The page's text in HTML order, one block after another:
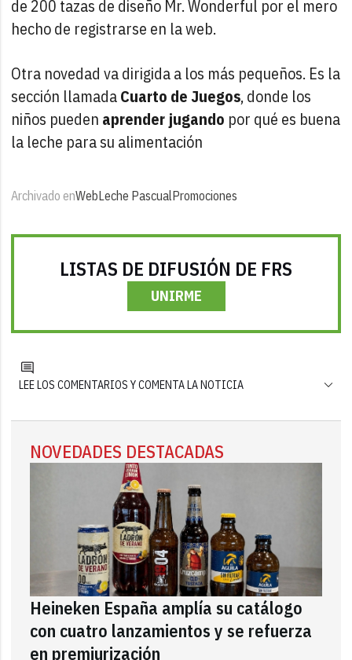
de 200 tazas de diseño Mr. Wonderful por el mero
hecho de registrarse en la web.
Otra novedad va dirigida a los más pequeños. Es la
sección llamadaCuarto de Juegos, donde los
niños pueden aprender jugando por qué es buena
la leche para su alimentación
Archivado enWebLeche PascualPromociones
LISTAS DE DIFUSIÓN DE FRS
UNIRME
LEE LOS COMENTARIOS Y COMENTA LA NOTICIA
NOVEDADES DESTACADAS
Heineken España amplía su catálogo
con cuatro lanzamientos y se refuerza
en premiurización